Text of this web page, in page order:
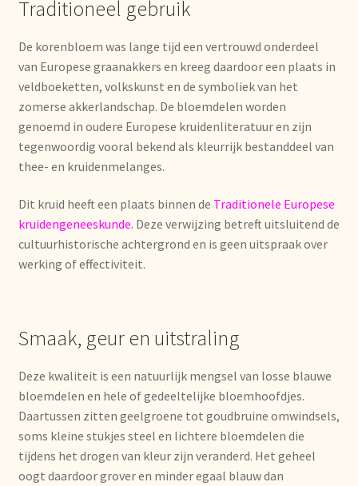
Mijn account
Multilingualism
Multilinguisme
Multilingüismo.
Newsletter
Nieuwsbrief
Notre vision du thé
Nuestra visión del té
Traditioneel gebruik
De korenbloem was lange tijd een vertrouwd onderdeel
van Europese graanakkers en kreeg daardoor een plaats in
veldboeketten, volkskunst en de symboliek van het
zomerse akkerlandschap. De bloemdelen worden
genoemd in oudere Europese kruidenliteratuur en zijn
tegenwoordig vooral bekend als kleurrijk bestanddeel van
thee- en kruidenmelanges.
Dit kruid heeft een plaats binnen de Traditionele Europese
kruidengeneeskunde. Deze verwijzing betreft uitsluitend de
cultuurhistorische achtergrond en is geen uitspraak over
werking of effectiviteit.
Smaak, geur en uitstraling
Deze kwaliteit is een natuurlijk mengsel van losse blauwe
bloemdelen en hele of gedeeltelijke bloemhoofdjes.
Daartussen zitten geelgroene tot goudbruine omwindsels,
soms kleine stukjes steel en lichtere bloemdelen die
tijdens het drogen van kleur zijn veranderd. Het geheel
oogt daardoor grover en minder egaal blauw dan